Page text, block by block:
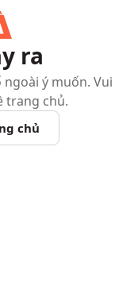
ra
ý muốn. Vui
trang chủ.
chủ